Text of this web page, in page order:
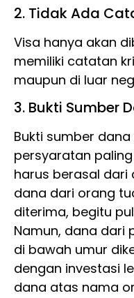
2. Tidak Ada
Visa hanya akan
memiliki catatan
maupun di luar
3. Bukti Sumber
Bukti sumber
persyaratan
harus berasal dari
dana dari orang
diterima, begitu
Namun, dana dari
di bawah umur
dengan investasi
dana atas nama